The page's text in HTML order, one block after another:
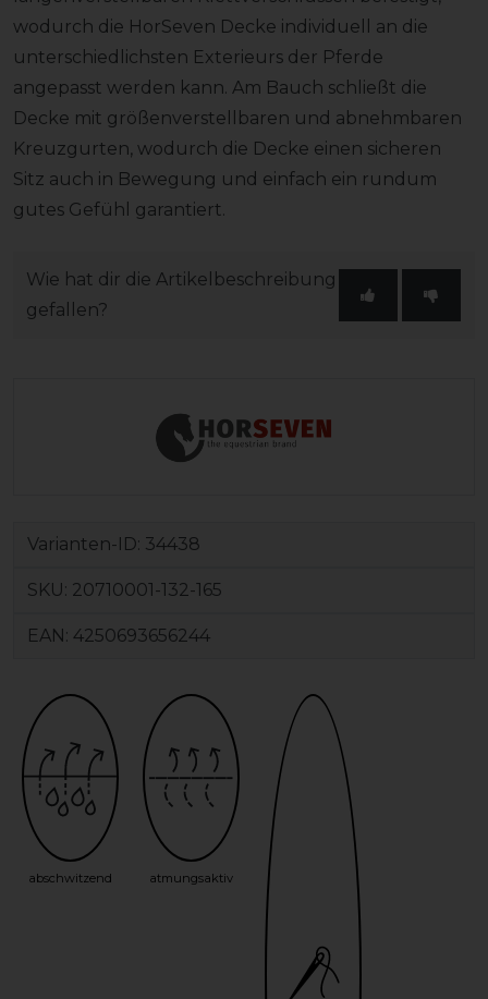
wodurch die HorSeven Decke individuell an die
unterschiedlichsten Exterieurs der Pferde
angepasst werden kann. Am Bauch schließt die
Decke mit größenverstellbaren und abnehmbaren
Kreuzgurten, wodurch die Decke einen sicheren
Sitz auch in Bewegung und einfach ein rundum
gutes Gefühl garantiert.
Wie hat dir die Artikelbeschreibung
gefallen?
Varianten-ID: 34438
SKU: 20710001-132-165
EAN: 4250693656244
abschwitzend atmungsaktiv